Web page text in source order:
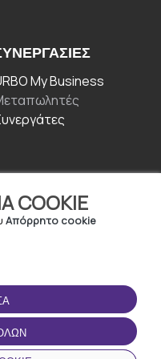
COOKIE
Απόρρητο cookie
My Business
ΤΗΝ